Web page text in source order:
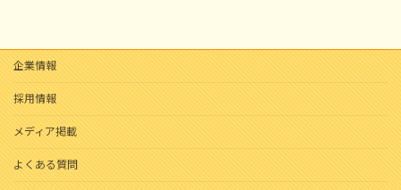
企業情報
採用情報
メディア掲載
よくある質問